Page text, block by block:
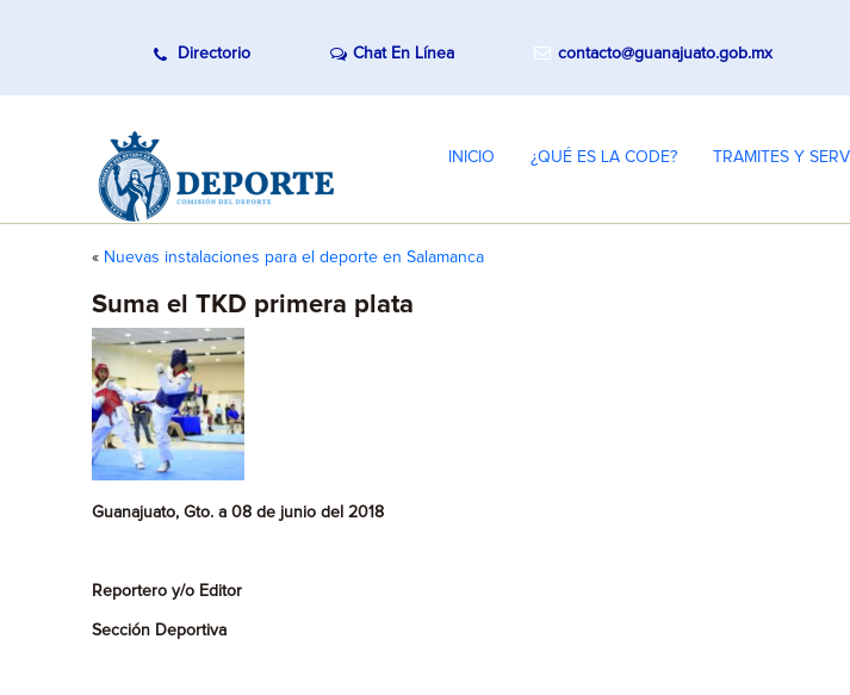
Directorio Chat En Línea contacto@guanajuato.gob.mx
INICIO ¿QUÉ ES LA CODE? TRAMITES Y
« Nuevas instalaciones para el deporte en Salamanca
Suma el TKD primera plata
Guanajuato, Gto. a 08 de junio del 2018
Reportero y/o Editor
Sección Deportiva
y